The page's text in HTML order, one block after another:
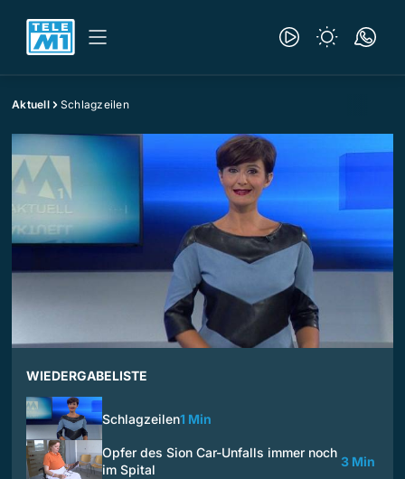
Aktuell Schlagzeilen
WIEDERGABELISTE
Schlagzeilen1 Min
Opfer des Sion Car-Unfalls immer noch
im Spital
3 Min